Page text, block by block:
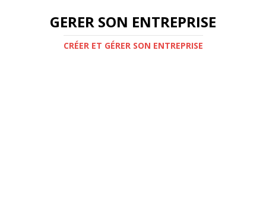
GERER SON ENTREPRISE
CRÉER ET GÉRER SON ENTREPRISE